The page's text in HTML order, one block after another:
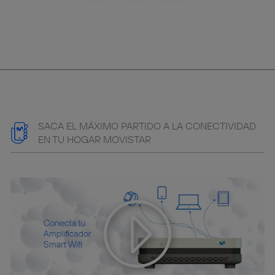
SACA EL MÁXIMO PARTIDO A LA CONECTIVIDAD
EN TU HOGAR MOVISTAR